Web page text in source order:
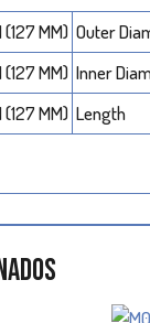
(127 MM) Outer
(127 MM) Inner
(127 MM) Length